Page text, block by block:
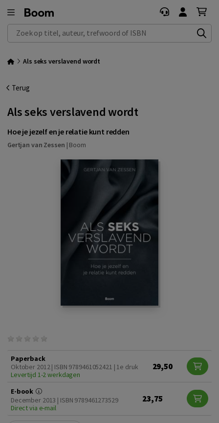
Zoek op titel, auteur, trefwoord of ISBN
Als seks verslavend wordt
Terug
Als seks verslavend wordt
Hoe je jezelf en je relatie kunt redden
Gertjan van Zessen | Boom
Paperback
Oktober 2012 | ISBN 9789461052421 | 1e druk
Levertijd 1-2 werkdagen
29,50
E-book
December 2013 | ISBN 9789461273529
Direct via e-mail
23,75